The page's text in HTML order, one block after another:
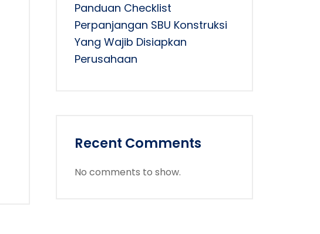
Panduan Checklist
Perpanjangan SBU Konstruksi
Yang Wajib Disiapkan
Perusahaan
Recent Comments
No comments to show.